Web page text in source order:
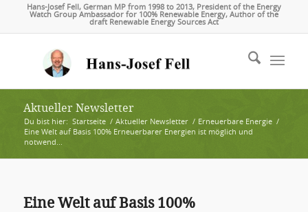
Hans-Josef Fell, German MP from 1998 to 2013, President of the Energy
Watch Group Ambassador for 100% Renewable Energy, Author of the
draft Renewable Energy Sources Act
Aktueller Newsletter
Du bist hier: Startseite / Aktueller Newsletter / Erneuerbare Energie /
Eine Welt auf Basis 100% Erneuerbarer Energien ist möglich und
notwend...
Eine Welt auf Basis 100%